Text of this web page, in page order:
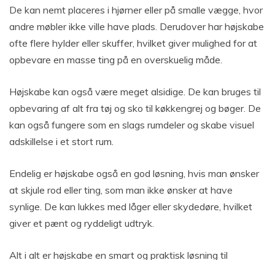
De kan nemt placeres i hjørner eller på smalle vægge, hvor
andre møbler ikke ville have plads. Derudover har højskabe
ofte flere hylder eller skuffer, hvilket giver mulighed for at
opbevare en masse ting på en overskuelig måde.
Højskabe kan også være meget alsidige. De kan bruges til
opbevaring af alt fra tøj og sko til køkkengrej og bøger. De
kan også fungere som en slags rumdeler og skabe visuel
adskillelse i et stort rum.
Endelig er højskabe også en god løsning, hvis man ønsker
at skjule rod eller ting, som man ikke ønsker at have
synlige. De kan lukkes med låger eller skydedøre, hvilket
giver et pænt og ryddeligt udtryk.
Alt i alt er højskabe en smart og praktisk løsning til